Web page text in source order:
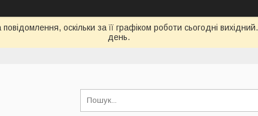
оскільки за її графіком роботи сьогодні
день.